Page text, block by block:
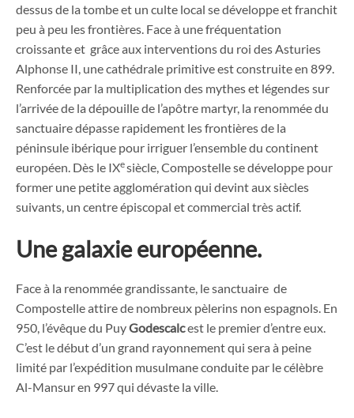
dessus de la tombe et un culte local se développe et franchit
peu à peu les frontières. Face à une fréquentation
croissante et grâce aux interventions du roi des Asturies
Alphonse II, une cathédrale primitive est construite en 899.
Renforcée par la multiplication des mythes et légendes sur
l’arrivée de la dépouille de l’apôtre martyr, la renommée du
sanctuaire dépasse rapidement les frontières de la
péninsule ibérique pour irriguer l’ensemble du continent
européen. Dès le IXesiècle, Compostelle se développe pour
former une petite agglomération qui devint aux siècles
suivants, un centre épiscopal et commercial très actif.
Une galaxie européenne.
Face à la renommée grandissante, le sanctuaire de
Compostelle attire de nombreux pèlerins non espagnols. En
950, l’évêque du PuyGodescalcest le premier d’entre eux.
C’est le début d’un grand rayonnement qui sera à peine
limité par l’expédition musulmane conduite par le célèbre
Al-Mansur en 997 qui dévaste la ville.